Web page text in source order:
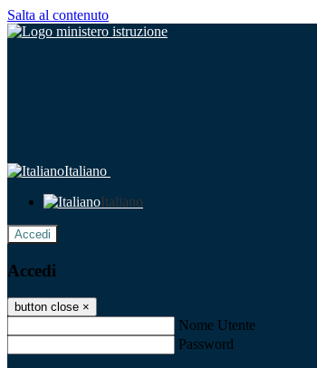
Salta al contenuto
Italiano
Italiano
Accedi
Accedi
button close ×
Nome Utente
Password